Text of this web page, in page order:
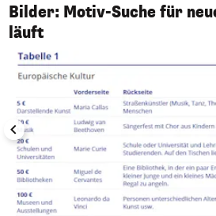
Bilder: Motiv-Suche für
läuft